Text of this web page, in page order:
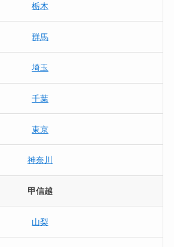
栃木
群馬
埼玉
千葉
東京
神奈川
甲信越
山梨